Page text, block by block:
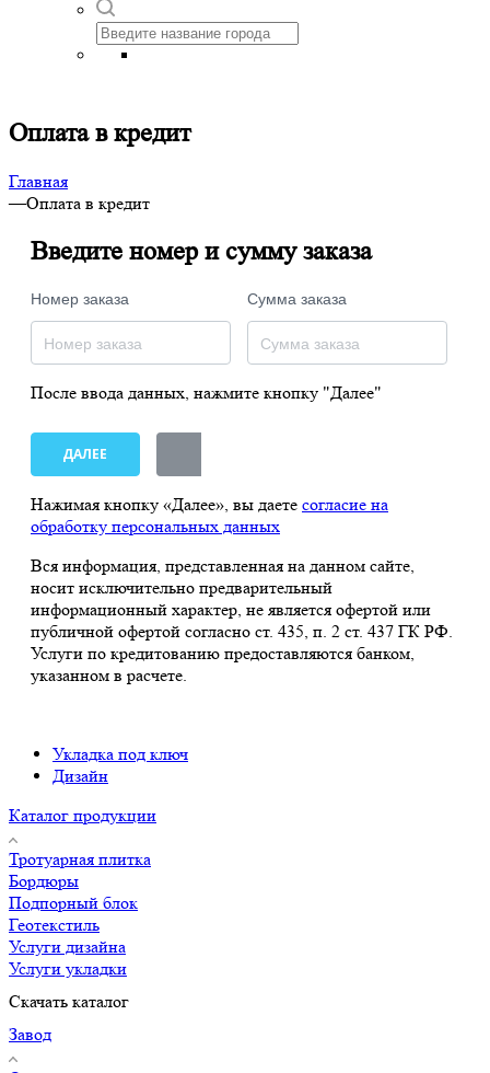
Оплата в кредит
Главная
—Оплата в кредит
Введите номер и сумму заказа
Номер заказа Сумма заказа
После ввода данных, нажмите кнопку "Далее"
ДАЛЕЕ
Нажимая кнопку «Далее», вы даете согласие на
обработку персональных данных
Вся информация, представленная на данном сайте,
носит исключительно предварительный
информационный характер, не является офертой или
публичной офертой согласно ст. 435, п. 2 ст. 437 ГК РФ.
Услуги по кредитованию предоставляются банком,
указанном в расчете.
Укладка под ключ
Дизайн
Каталог продукции
Тротуарная плитка
Бордюры
Подпорный блок
Геотекстиль
Услуги дизайна
Услуги укладки
Скачать каталог
Завод